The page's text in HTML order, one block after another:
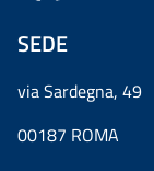
SEDE
via Sardegna, 49
00187 ROMA